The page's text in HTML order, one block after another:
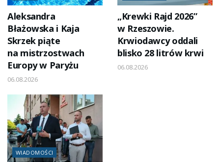
Aleksandra
Błażowska i Kaja
Skrzek piąte
na mistrzostwach
Europy w Paryżu
06.08.2026
„Krewki Rajd 2026”
w Rzeszowie.
Krwiodawcy oddali
blisko 28 litrów krwi
06.08.2026
WIADOMOŚCI